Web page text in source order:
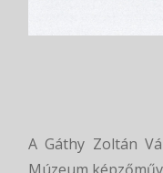
A Gáthy Zoltán